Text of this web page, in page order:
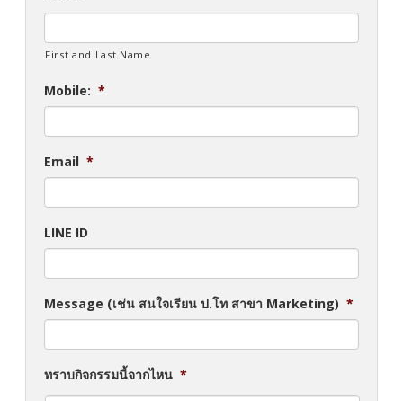
First and Last Name
Mobile: *
Email *
LINE ID
Message (เช่น สนใจเรียน ป.โท สาขา Marketing) *
ทราบกิจกรรมนี้จากไหน *